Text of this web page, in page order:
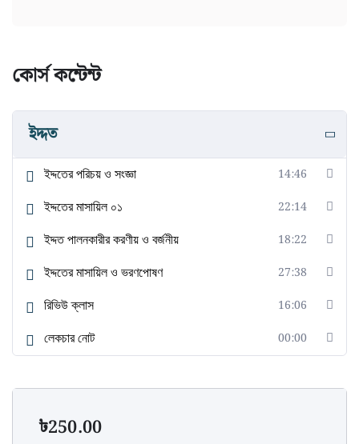
কোর্স কন্টেন্ট
ইদ্দত
ইদ্দতের পরিচয় ও সংজ্ঞা 14:46
ইদ্দতের মাসায়িল ০১ 22:14
ইদ্দত পালনকারীর করণীয় ও বর্জনীয় 18:22
ইদ্দতের মাসায়িল ও ভরণপোষণ 27:38
রিভিউ ক্লাস 16:06
লেকচার নোট 00:00
৳250.00